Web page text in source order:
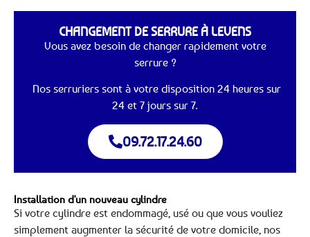
CHANGEMENT DE SERRURE À LEVENS
Vous avez besoin de changer rapidement votre
serrure ?
Nos serruriers sont à votre disposition 24 heures sur
24 et 7 jours sur 7.
09.72.17.24.60
Installation d'un nouveau cylindre
Si votre cylindre est endommagé, usé ou que vous vouliez
simplement augmenter la sécurité de votre domicile, nos